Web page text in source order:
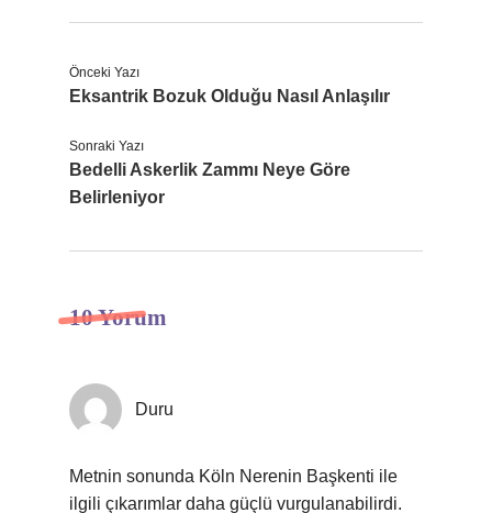
Önceki Yazı
Eksantrik Bozuk Olduğu Nasıl Anlaşılır
Sonraki Yazı
Bedelli Askerlik Zammı Neye Göre
Belirleniyor
10 Yorum
Duru
Metnin sonunda Köln Nerenin Başkenti ile
ilgili çıkarımlar daha güçlü vurgulanabilirdi.